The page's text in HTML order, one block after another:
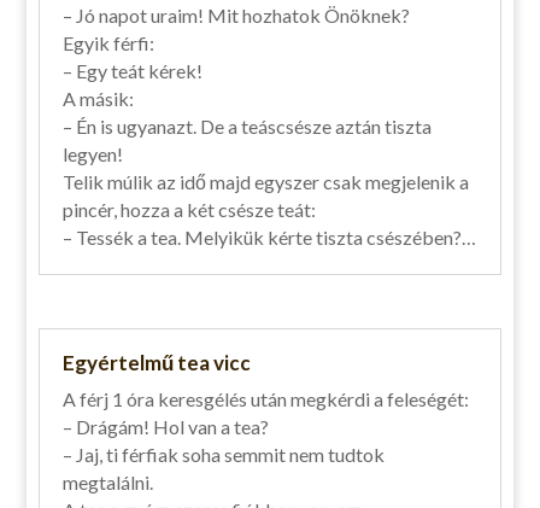
– Jó napot uraim! Mit hozhatok Önöknek?
Egyik férfi:
– Egy teát kérek!
A másik:
– Én is ugyanazt. De a teáscsésze aztán tiszta
legyen!
Telik múlik az idő majd egyszer csak megjelenik a
pincér, hozza a két csésze teát:
– Tessék a tea. Melyikük kérte tiszta csészében?…
Egyértelmű tea vicc
A férj 1 óra keresgélés után megkérdi a feleségét:
– Drágám! Hol van a tea?
– Jaj, ti férfiak soha semmit nem tudtok
megtalálni.